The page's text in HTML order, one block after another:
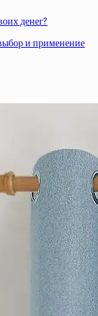
денег?
и применение